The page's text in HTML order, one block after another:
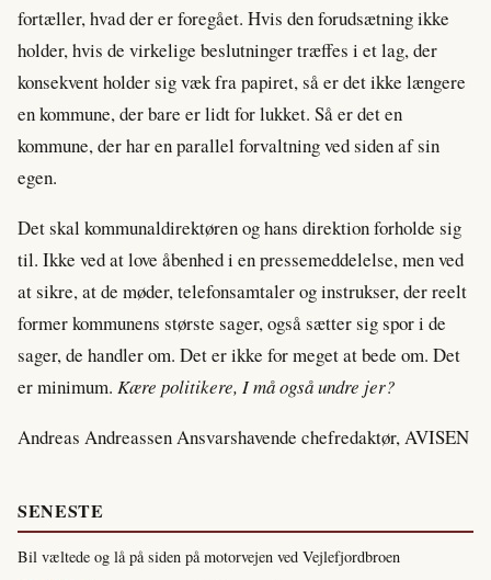
fortæller, hvad der er foregået. Hvis den forudsætning ikke
holder, hvis de virkelige beslutninger træffes i et lag, der
konsekvent holder sig væk fra papiret, så er det ikke længere
en kommune, der bare er lidt for lukket. Så er det en
kommune, der har en parallel forvaltning ved siden af sin
egen.
Det skal kommunaldirektøren og hans direktion forholde sig
til. Ikke ved at love åbenhed i en pressemeddelelse, men ved
at sikre, at de møder, telefonsamtaler og instrukser, der reelt
former kommunens største sager, også sætter sig spor i de
sager, de handler om. Det er ikke for meget at bede om. Det
er minimum. Kære politikere, I må også undre jer?
Andreas Andreassen Ansvarshavende chefredaktør, AVISEN
SENESTE
Bil væltede og lå på siden på motorvejen ved Vejlefjordbroen